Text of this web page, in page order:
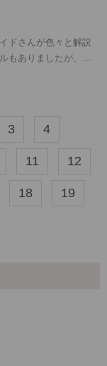
ドさんが色々と解説
もありましたが、し
かったですが、雨で
で、また来ることが
3 4
11 12
18 19